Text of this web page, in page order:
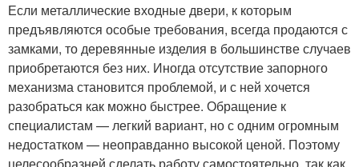
Если металлические входные двери, к которым
предъявляются особые требования, всегда продаются с
замками, то деревянные изделия в большинстве случаев
приобретаются без них. Иногда отсутствие запорного
механизма становится проблемой, и с ней хочется
разобраться как можно быстрее. Обращение к
специалистам — легкий вариант, но с одним огромным
недостатком — неоправданно высокой ценой. Поэтому